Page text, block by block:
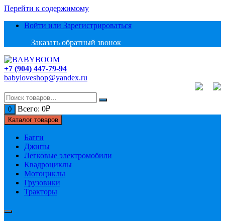
Перейти к содержимому
Войти или Зарегистрироваться
Заказать обратный звонок
+7 (904) 447-79-94
babyloveshop@yandex.ru
0 Всего: 0₽
Каталог товаров
Багги
Джипы
Легковые электромобили
Квадроциклы
Мотоциклы
Грузовики
Тракторы